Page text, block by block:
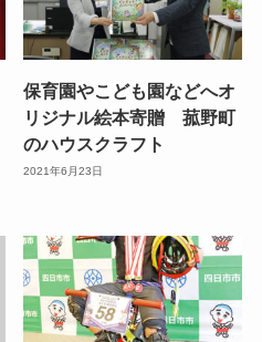
保育園やこども園などへオ
リジナル絵本寄贈 菰野町
のハウスクラフト
2021年6月23日